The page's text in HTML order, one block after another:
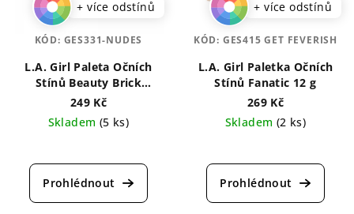
+ více odstínů
L.A. Girl Paleta Očních
Stínů Beauty Brick
Collection 12 g
249 Kč
Skladem (5 ks)
hodnocení
produktu
KÓD: GES331-NUDES
+ více odstínů
L.A. Girl Paletka Očních
Stínů Fanatic 12 g
269 Kč
Skladem (2 ks)
hodnocení
produktu
KÓD: GES415 GET FEVERISH